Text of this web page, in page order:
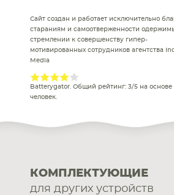
Сайт создан и работает исключительно
стараниям и самоотверженности
стремлении к совершенству гипер-
мотивированных сотрудников агентства
Media
Batterygator. Общий рейтинг: 3/5 на основе
человек.
КОМПЛЕКТУЮЩИЕ
для других устройств